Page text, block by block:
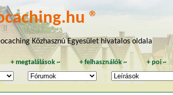
®
Közhasznú Egyesület hivatalos oldala
+ megtalálások~ +felhasználók ~ + poi~